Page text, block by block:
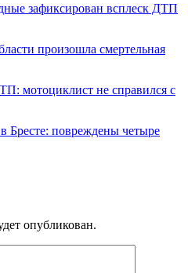
зафиксирован всплеск ДТП
произошла смертельная
мотоциклист не справился с
повреждены четыре
опубликован.